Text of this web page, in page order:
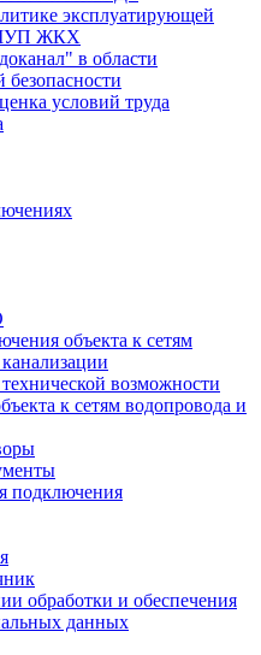
эксплуатирующей
МУП ЖКХ
в области
условий труда
объекта к сетям
возможности
к сетям водопровода и
подключения
обработки и обеспечения
данных